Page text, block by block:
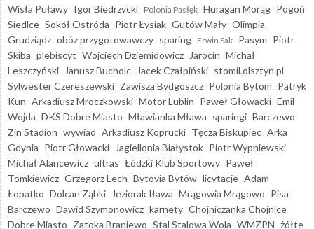
Wisła Puławy Igor Biedrzycki Polonia Pasłęk Huragan Morąg Pogoń
Siedlce Sokół Ostróda Piotr Łysiak Gutów Mały Olimpia
Grudziądz obóz przygotowawczy sparing Erwin Sak Pasym Piotr
Skiba plebiscyt Wojciech Dziemidowicz Jarocin Michał
Leszczyński
Janusz Bucholc Jacek Czałpiński stomil.olsztyn.pl
Sylwester Czereszewski Zawisza Bydgoszcz Polonia Bytom Patryk
Kun Arkadiusz Mroczkowski Motor Lublin Paweł Głowacki Emil
Wojda DKS Dobre Miasto Mławianka Mława sparingi Barczewo
Zin Stadion wywiad Arkadiusz Koprucki Tęcza Biskupiec Arka
Gdynia Piotr Głowacki Jagiellonia Białystok Piotr Wypniewski
Michał Alancewicz ultras Łódzki Klub Sportowy Paweł
Tomkiewicz Grzegorz Lech Bytovia Bytów licytacje Adam
Łopatko Dolcan Ząbki Jeziorak Iława Mrągowia Mrągowo Pisa
Barczewo Dawid Szymonowicz karnety Chojniczanka Chojnice
Dobre Miasto Zatoka Braniewo Stal Stalowa Wola WMZPN żółte